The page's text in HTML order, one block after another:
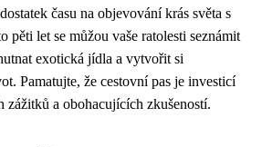
času na objevování krás světa s
pěti let se můžou vaše ratolesti seznámit
exotická jídla a vytvořit si
Pamatujte, že cestovní pas je investicí
zážitků a obohacujících zkušeností.